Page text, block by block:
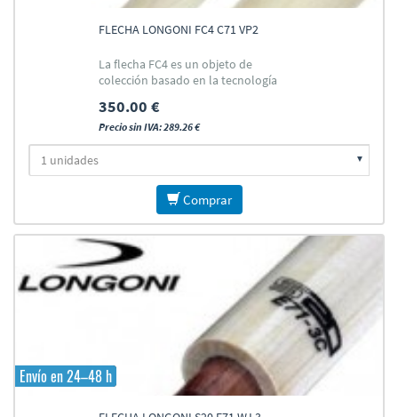
FLECHA LONGONI FC4 C71 VP2
La flecha FC4 es un objeto de
colección basado en la tecnología
350.00 €
Precio sin IVA: 289.26 €
Comprar
Envío en 24–48 h